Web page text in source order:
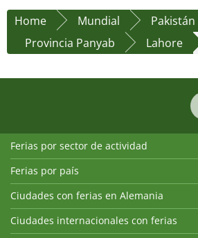
Home Mundial
Pakistán
Provincia Panyab
Lahore
Ferias por sector de actividad
Ferias por país
Ciudades con ferias en Alemania
Ciudades internacionales con ferias